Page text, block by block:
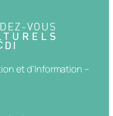
et d'Information –